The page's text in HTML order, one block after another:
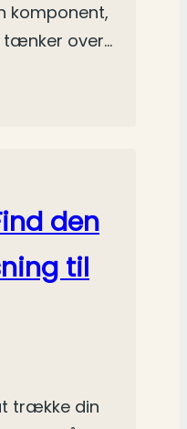
komponent,
over…
den
til
trække din